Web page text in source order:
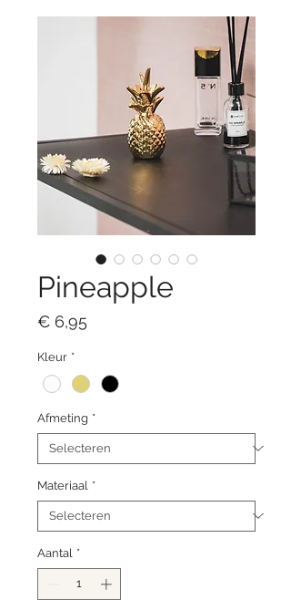
Pineapple
€ 6,95Prijs
Kleur *
Afmeting *
Materiaal *
Aantal *